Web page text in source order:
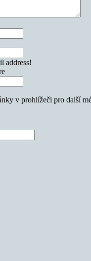
address!
v prohlížeči pro další